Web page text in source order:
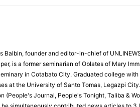
Balbin, founder and editor-in-chief of
is a former seminarian of Oblates of Mary
in Cotabato City. Graduated college with
at the University of Santo Tomas, Legazpi
(People's Journal, People's Tonight, Taliba &